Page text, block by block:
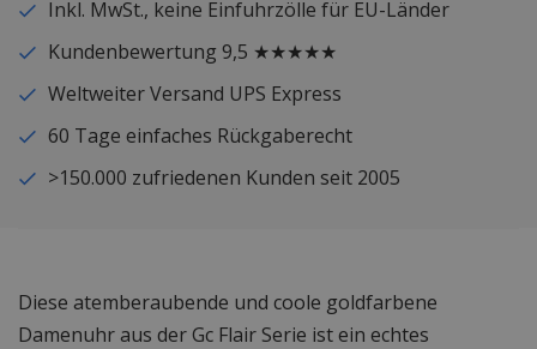
Inkl. MwSt., keine Einfuhrzölle für EU-Länder
Kundenbewertung 9,5 ★★★★★
Weltweiter Versand UPS Express
60 Tage einfaches Rückgaberecht
>150.000 zufriedenen Kunden seit 2005
Diese atemberaubende und coole goldfarbene
Damenuhr aus der Gc Flair Serie ist ein echtes